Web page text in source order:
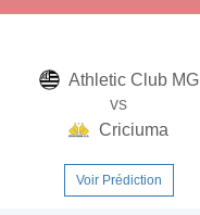
Athletic Club MG
vs
Criciuma
Voir Prédiction